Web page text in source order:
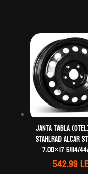
Janta tabla (otel)
STAHLRAD ALCAR
7.00×17 5/114/
542.99